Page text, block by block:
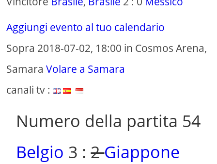
Aggiungi evento al tuo calendario
Sopra 2018-07-02, 18:00 in Cosmos Arena,
SamaraVolare a Samara
canali tv :
Numero della partita 54
Belgio 3 :2Giappone